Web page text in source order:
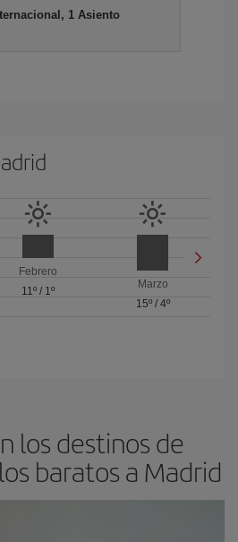
1 Asiento
Febrero
11º/ 1º
Marzo
15º/ 4º
los destinos de
baratos a Madrid